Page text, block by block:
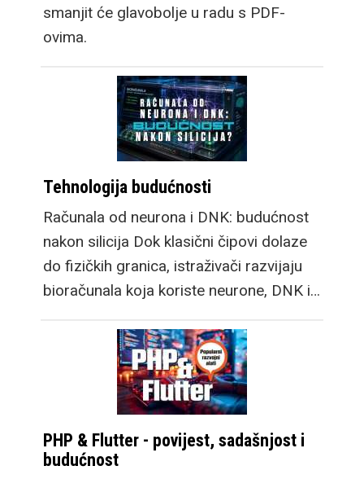
smanjit će glavobolje u radu s PDF-
ovima.
Tehnologija budućnosti
Računala od neurona i DNK: budućnost
nakon silicija Dok klasični čipovi dolaze
do fizičkih granica, istraživači razvijaju
bioračunala koja koriste neurone, DNK i…
PHP & Flutter - povijest, sadašnjost i
budućnost